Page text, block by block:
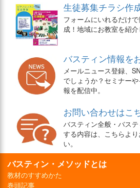
生徒募集チラシ作
フォームにいれるだけ
成！地域にお教室を紹
バスティン情報を
メールニュース登録、
でしょうか？セミナー
報を配信中。
お問い合わせはこ
バスティン全般・バス
する内容は、こちらよ
い。
バスティン・メソッドとは
教材のすすめかた
巻頭記事